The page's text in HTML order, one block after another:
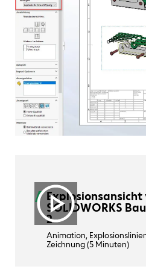
Explosionsansicht
SOLIDWORKS
2
Animation,
Zeichnung (5 Minuten)